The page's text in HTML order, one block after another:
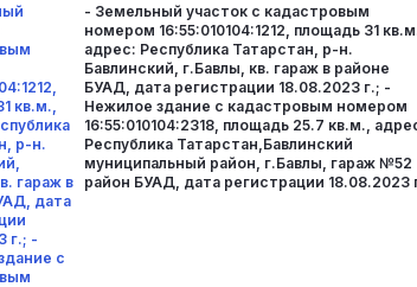
кв.м.,
р-н.
гараж в
дата
г.; -
с
- Земельный участок с кадастровым
номером 16:55:010104:1212, площадь 31
адрес: Республика Татарстан, р-н.
Бавлинский, г.Бавлы, кв. гараж в районе
БУАД, дата регистрации 18.08.2023 г.; -
Нежилое здание с кадастровым номером
16:55:010104:2318, площадь 25.7 кв.м.,
Республика Татарстан,Бавлинский
муниципальный район, г.Бавлы, гараж №52
район БУАД, дата регистрации 18.08.2023